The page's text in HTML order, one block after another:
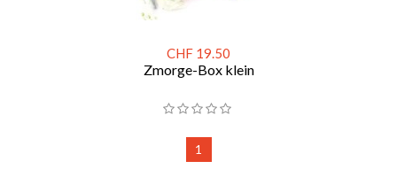
CHF 19.50
Zmorge-Box klein
1